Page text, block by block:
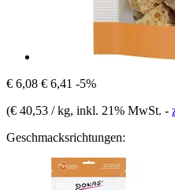
€ 6,08 € 6,41 -5%
(€ 40,53 / kg, inkl. 21% MwSt. -
Geschmacksrichtungen: